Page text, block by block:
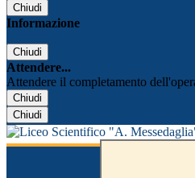
Chiudi
Informazione
Chiudi
Attendere...
Attendere il completamento
Chiudi
Chiudi